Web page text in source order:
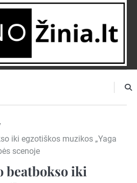
NAUJIENĄ
iki egzotiškos muzikos „Yaga
scenoje
beatbokso iki